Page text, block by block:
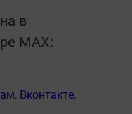
в
MАХ:
, Вконтакте,